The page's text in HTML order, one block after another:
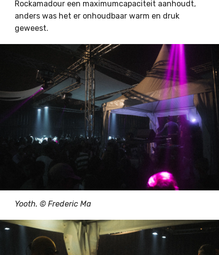
Rockamadour een maximumcapaciteit aanhoudt,
anders was het er onhoudbaar warm en druk
geweest.
Yooth. © Frederic Ma